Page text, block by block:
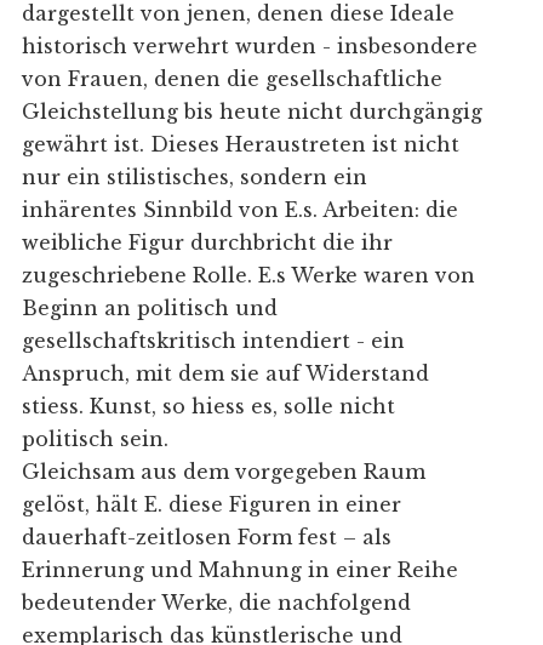
dargestellt von jenen, denen diese Ideale
historisch verwehrt wurden - insbesondere
von Frauen, denen die gesellschaftliche
Gleichstellung bis heute nicht durchgängig
gewährt ist. Dieses Heraustreten ist nicht
nur ein stilistisches, sondern ein
inhärentes Sinnbild von E.s. Arbeiten: die
weibliche Figur durchbricht die ihr
zugeschriebene Rolle. E.s Werke waren von
Beginn an politisch und
gesellschaftskritisch intendiert - ein
Anspruch, mit dem sie auf Widerstand
stiess. Kunst, so hiess es, solle nicht
politisch sein.
Gleichsam aus dem vorgegeben Raum
gelöst, hält E. diese Figuren in einer
dauerhaft-zeitlosen Form fest – als
Erinnerung und Mahnung in einer Reihe
bedeutender Werke, die nachfolgend
exemplarisch das künstlerische und